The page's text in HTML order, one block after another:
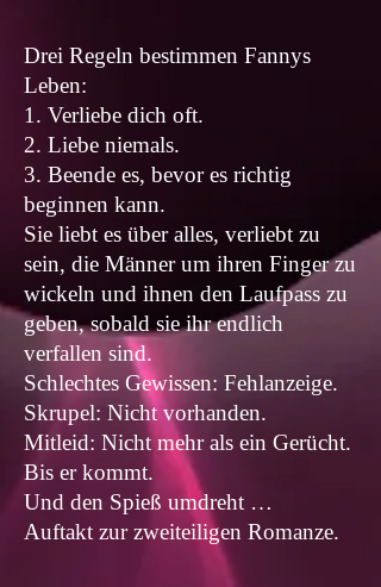
Drei Regeln bestimmen Fannys
Leben:
1. Verliebe dich oft.
2. Liebe niemals.
3. Beende es, bevor es richtig
beginnen kann.
Sie liebt es über alles, verliebt zu
sein, die Männer um ihren Finger zu
wickeln und ihnen den Laufpass zu
geben, sobald sie ihr endlich
verfallen sind.
Schlechtes Gewissen: Fehlanzeige.
Skrupel: Nicht vorhanden.
Mitleid: Nicht mehr als ein Gerücht.
Bis er kommt.
Und den Spieß umdreht …
Auftakt zur zweiteiligen Romanze.